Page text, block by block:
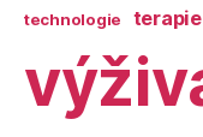
technologie terapie